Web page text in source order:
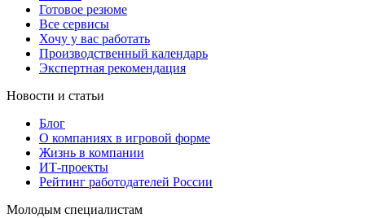
Готовое резюме
Все сервисы
Хочу у вас работать
Производственный календарь
Экспертная рекомендация
Новости и статьи
Блог
О компаниях в игровой форме
Жизнь в компании
ИТ-проекты
Рейтинг работодателей России
Молодым специалистам